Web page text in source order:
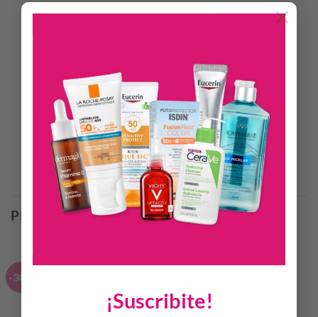
¡Suscribite!
×
DESCRIPCIÓN
Blend 4 Estaciones (Yerba mate despalillada, Hojas naturales
de Estevia y Esencia Natural de Naranja)
Productos Relacionados
PRODUCTOS RELACIONADOS
-30%